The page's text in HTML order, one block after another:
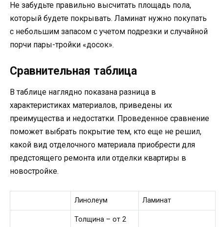
Не забудьте правильно высчитать площадь пола,
который будете покрывать. Ламинат нужно покупать
с небольшим запасом с учетом подрезки и случайной
порчи пары-тройки «досок».
Сравнительная таблица
В таблице наглядно показана разница в
характеристиках материалов, приведены их
преимущества и недостатки. Проведенное сравнение
поможет выбрать покрытие тем, кто еще не решил,
какой вид отделочного материала приобрести для
предстоящего ремонта или отделки квартиры в
новостройке.
Линолеум Ламинат
Толщина – от 2